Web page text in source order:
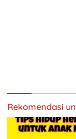
Rekomendasi